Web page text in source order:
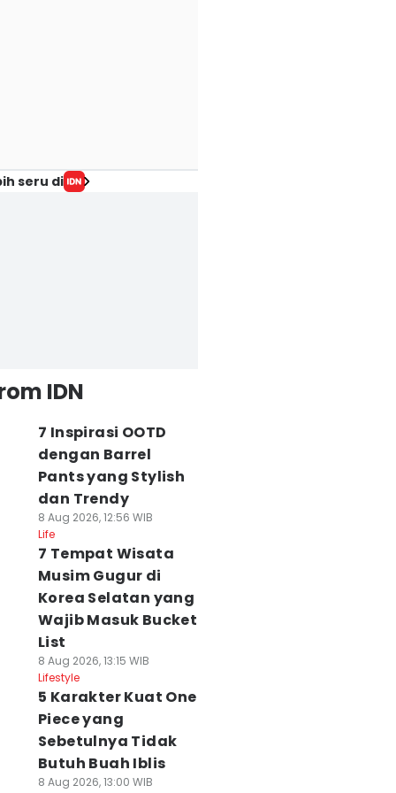
seru di
IDN
7 Inspirasi OOTD
dengan Barrel
Pants yang Stylish
dan Trendy
8 Aug 2026, 12:56 WIB
Life
7 Tempat Wisata
Musim Gugur di
Korea Selatan yang
Wajib Masuk Bucket
List
8 Aug 2026, 13:15 WIB
Lifestyle
5 Karakter Kuat One
Piece yang
Sebetulnya Tidak
Butuh Buah Iblis
8 Aug 2026, 13:00 WIB